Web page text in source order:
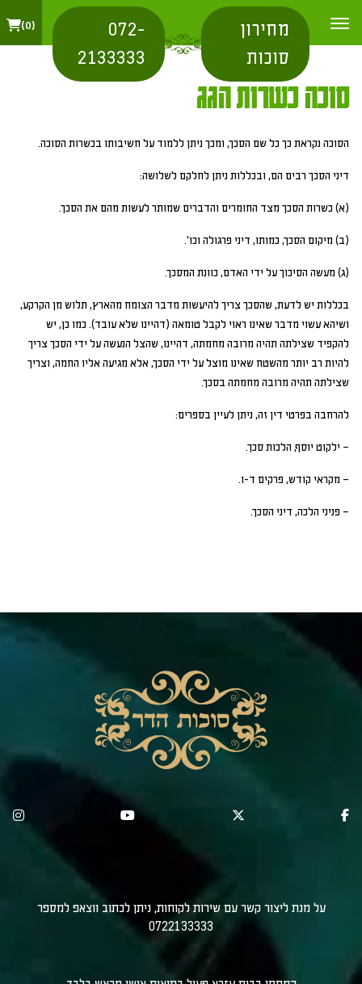
מחירון
סוכות
072-
2133333
0
סוכה כשרות הגג
הסוכה נקראת כך כל שם הסכך, ומכך ניתן ללמוד על חשיבותו בכשרות הסוכה.
דיני הסכך רבים הם, ובכללות ניתן לחלקם לשלושה:
(א) כשרות הסכך מצד החומרים והדברים שמותר לעשות מהם את הסכך.
(ב) מיקום הסכך, כמותו, דיני פרגולה וכו'.
(ג) מעשה הסיכוך על ידי האדם, כוונת המסכך.
בכללות יש לדעת, שהסכך צריך להיעשות מדבר הצומח מהארץ, תלוש מן הקרקע,
ושיהא עשוי מדבר שאינו ראוי לקבל טומאה (דהיינו שלא עובד). כמו כן, יש
להקפיד שצילתה תהיה מרובה מחמתה, דהיינו, שהצל הנעשה על ידי הסכך צריך
להיות רב יותר מהשטח שאינו מוצל על ידי הסכך, אלא מגיעה אליו החמה, וצריך
שצילתה תהיה מרובה מחמתה בסכך.
להרחבה בפרטי דין זה, ניתן לעיין בספרים:
– ילקוט יוסף, הלכות סכך.
– מקראי קודש, פרקים ד-ו.
– פניני הלכה, דיני הסכך.
על מנת ליצור קשר עם שירות לקוחות, ניתן לכתוב ווצאפ למספר
0722133333